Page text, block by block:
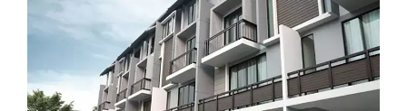
รีวิวทาวน์โฮม
Infographic